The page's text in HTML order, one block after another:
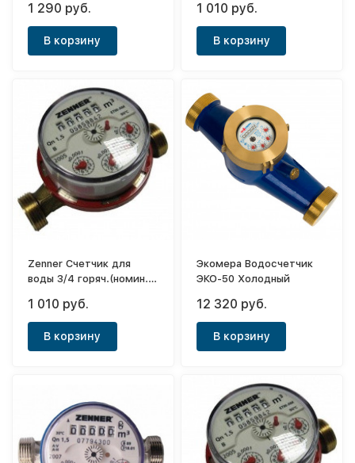
(новый) без сгонов
1,5м3/час (110)
1 290 руб.
В корзину
2016года
1 010 руб.
В корзину
Zenner Счетчик для
воды 3/4 горяч.(номин.
2016года
1 010 руб.
В корзину
Экомера Водосчетчик
ЭКО-50 Холодный
12 320 руб.
В корзину